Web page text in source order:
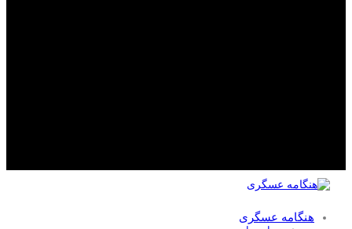
هنگامه عسگری